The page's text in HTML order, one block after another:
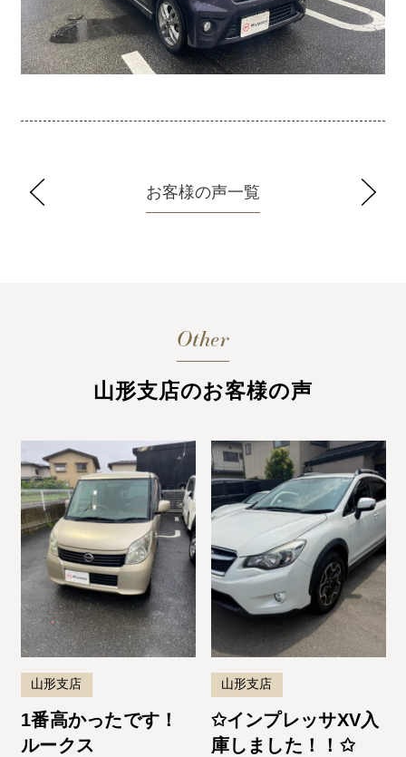
お客様の声一覧
Other
山形支店のお客様の声
山形支店
1番高かったです！
ルークス
山形支店
✩インプレッサXV入
庫しました！！✩